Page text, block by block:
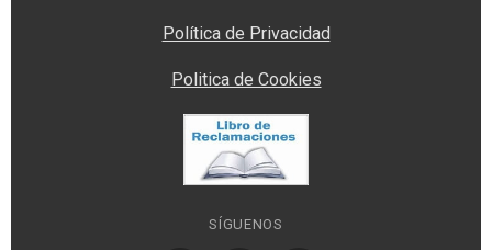
Política de Privacidad
Politica de Cookies
SÍGUENOS